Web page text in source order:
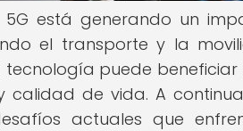
5G está generando un
el transporte y la
puede
calidad de vida. A
actuales que